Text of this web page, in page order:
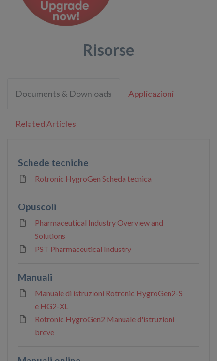
Risorse
Documents & Downloads Applicazioni
Related Articles
Schede tecniche
Rotronic HygroGen Scheda tecnica
Opuscoli
Pharmaceutical Industry Overview and
Solutions
PST Pharmaceutical Industry
Manuali
Manuale di istruzioni Rotronic HygroGen2-S
e HG2-XL
Rotronic HygroGen2 Manuale d'istruzioni
breve